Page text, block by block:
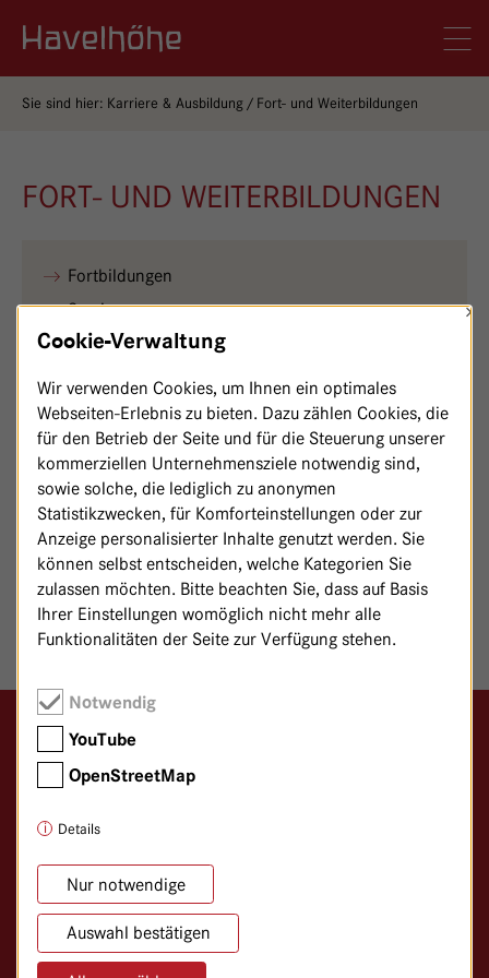
Sie sind hier: Karriere & Ausbildung Fort- und Weiterbildungen
FORT- UND WEITERBILDUNGEN
Fortbildungen
Seminare
Weiterbildungsbefugnisse
Curricula
Das Gemeinschaftskrankenhaus Havelhöhe verfügt über
eine große Breite an Weiterbildungsbefugnissen und somit
Ausbildungsmöglichkeiten. Auch finden regelmäßig
Ärztefortbildungen statt, zu denen Sie herzlich eingeladen
sind.
Logo GKH Havelhöhe
Gemeinschaftskrankenhaus Havelhöhe
14089 Berlin
030/365 01–0
030/365 01–366
Cookie-Verwaltung
×
Wir verwenden Cookies, um Ihnen ein optimales
Webseiten-Erlebnis zu bieten. Dazu zählen Cookies, die
für den Betrieb der Seite und für die Steuerung unserer
kommerziellen Unternehmensziele notwendig sind,
sowie solche, die lediglich zu anonymen
Statistikzwecken, für Komforteinstellungen oder zur
Anzeige personalisierter Inhalte genutzt werden. Sie
können selbst entscheiden, welche Kategorien Sie
zulassen möchten. Bitte beachten Sie, dass auf Basis
Ihrer Einstellungen womöglich nicht mehr alle
Funktionalitäten der Seite zur Verfügung stehen.
Notwendig
YouTube
OpenStreetMap
Details
Nur notwendige
Auswahl bestätigen